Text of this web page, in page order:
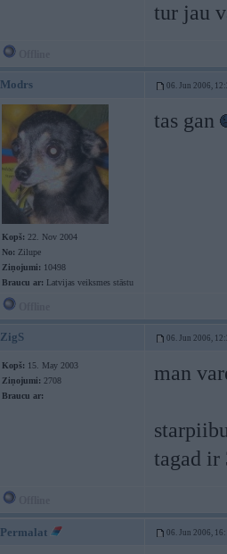
tur jau
Modrs 06. Jun 2006,
Kopš: 22. Nov 2004
No: Zilupe
Ziņojumi: 10498
Braucu ar: Latvijas veiksmes stāstu
tas gan
ZigS 06. Jun 2006,
Kopš: 15. May 2003
Ziņojumi: 2708
Braucu ar:
man
tagad ir
Permalat 06. Jun 2006,